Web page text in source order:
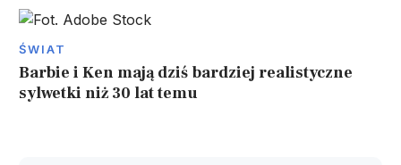
ŚWIAT
Barbie i Ken mają dziś bardziej realistyczne
sylwetki niż 30 lat temu